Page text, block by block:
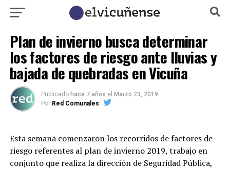
Plan de invierno busca determinar
los factores de riesgo ante lluvias y
bajada de quebradas en Vicuña
Publicado hace 7 años el Marzo 23, 2019
Por Red Comunales
Esta semana comenzaron los recorridos de factores de
riesgo referentes al plan de invierno 2019, trabajo en
conjunto que realiza la dirección de Seguridad Pública,